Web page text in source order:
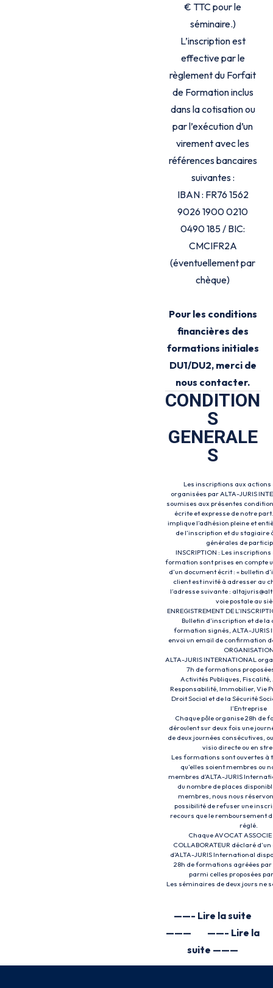
€ TTC pour le
séminaire.)
L’inscription est
effective par le
règlement du Forfait
de Formation inclus
dans la cotisation ou
par l’exécution d’un
virement avec les
références bancaires
suivantes :
IBAN : FR76 1562
9026 1900 0210
0490 185 / BIC:
CMCIFR2A
(éventuellement par
chèque)
Pour les conditions
financières des
formations initiales
DU1/DU2, merci de
nous contacter.
CONDITION
S
GENERALE
S
Les inscriptions aux
organisées par ALTA-JURIS
soumises aux présentes
écrite et expresse de notre
implique l’adhésion pleine et
de l’inscription et du stagiaire
générales de
INSCRIPTION : Les
formation sont prises en compte
d’un document écrit : « bulletin
client est invité à adresser au
l’adresse suivante :
voie postale au
ENREGISTREMENT DE
Bulletin d’inscription et de la
formation signés, ALTA-JURIS
envoi un email de confirmation
ALTA-JURIS INTERNATIONAL
7h de formations
Activités Publiques,
Responsabilité, Immobilier, Vie
Droit Social et de la Sécurité
l’Entreprise
Chaque pôle organise 28h de
déroulent sur deux fois une
de deux journées consécutives,
visio directe ou en
Les formations sont ouvertes à
qu’elles soient membres ou
membres d’ALTA-JURIS
du nombre de places
membres, nous nous
possibilité de refuser une
recours que le remboursement
réglé.
Chaque AVOCAT
COLLABORATEUR déclaré
d’ALTA-JURIS International
28h de formations agréées par
parmi celles proposées
Les séminaires de deux jours ne
——- Lire la suite
———
——- Lire la
suite ———